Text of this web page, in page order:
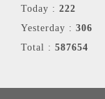
Today : 222
Yesterday : 306
Total : 587654